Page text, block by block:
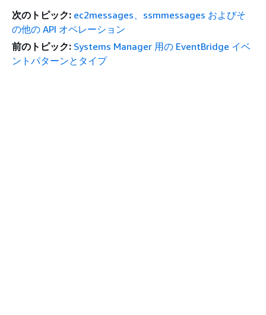
次のトピック: ec2messages、ssmmessages およびそ
の他の API オペレーション
前のトピック: Systems Manager 用の EventBridge イベ
ントパターンとタイプ